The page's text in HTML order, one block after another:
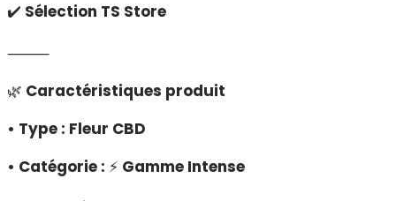
✔️ Sélection TS Store
⸻
🌿 Caractéristiques produit
• Type : Fleur CBD
• Catégorie : ⚡ Gamme Intense